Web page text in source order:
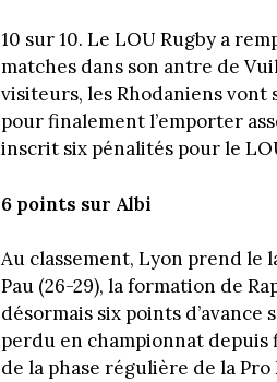
10 sur 10. Le LOU Rugby a
matches dans son antre de
visiteurs, les Rhodaniens vont
pour finalement l’emporter
inscrit six pénalités pour le
6 points sur Albi
Au classement, Lyon prend le
Pau (26-29), la formation de
désormais six points d’avance
perdu en championnat depuis
de la phase régulière de la